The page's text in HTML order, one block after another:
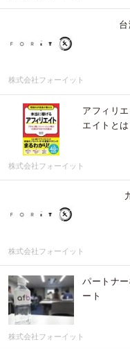
株式会社フォーイット
アフィリ
エイトとは
株式会社フォーイット
株式会社フォーイット
パートナ
ート
株式会社フォーイット